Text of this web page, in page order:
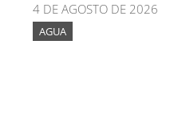
4 DE AGOSTO DE 2026
AGUA